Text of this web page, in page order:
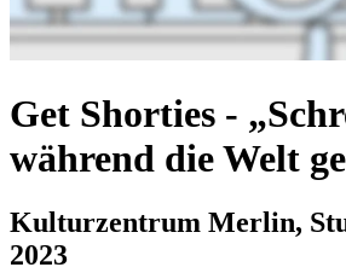
Get Shorties -
während die Welt
Kulturzentrum Merlin,
2023